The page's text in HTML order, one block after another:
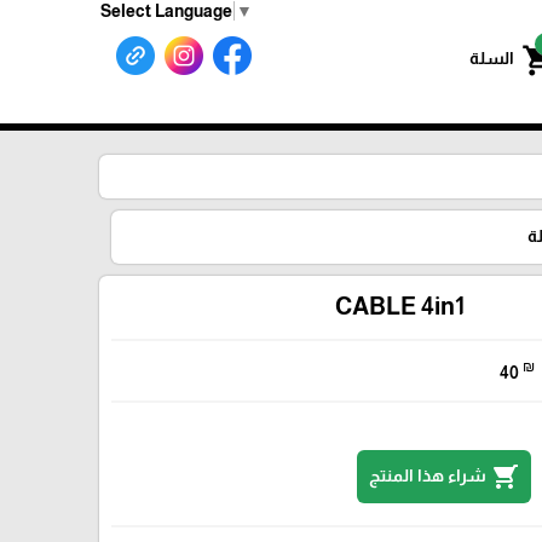
Select Language ▼
السلة
CABLE 4in1
40 ₪
shopping_cart شراء هذا المنتج